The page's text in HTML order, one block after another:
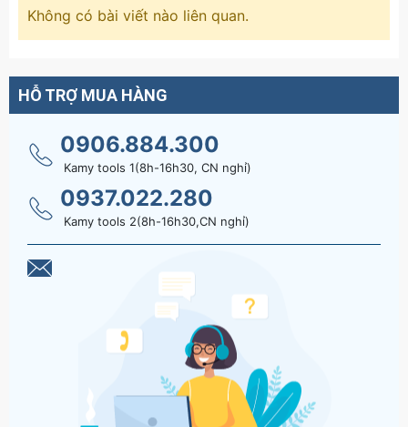
Không có bài viết nào liên quan.
HỖ TRỢ MUA HÀNG
0906.884.300
Kamy tools 1(8h-16h30, CN nghỉ)
0937.022.280
Kamy tools 2(8h-16h30,CN nghỉ)